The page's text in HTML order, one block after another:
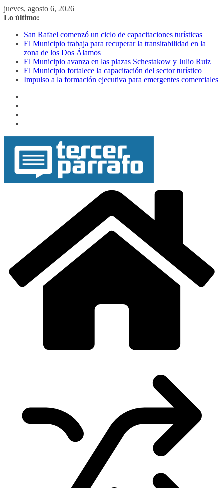
Saltar
al
jueves, agosto 6, 2026
Lo último:
San Rafael comenzó un ciclo de capacitaciones turísticas
El Municipio trabaja para recuperar la transitabilidad en la
zona de los Dos Álamos
El Municipio avanza en las plazas Schestakow y Julio Ruiz
El Municipio fortalece la capacitación del sector turístico
Impulso a la formación ejecutiva para emergentes comerciales